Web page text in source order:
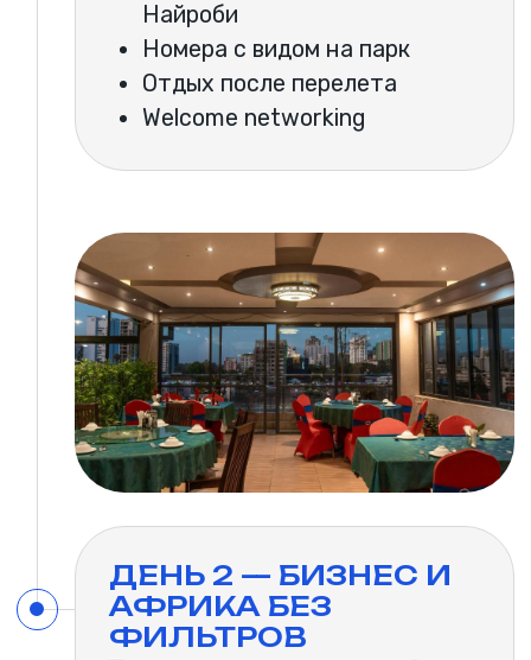
иностранных инвесторов.
ДЕНЬ 5 — МАСАИ-
МАРА
После интенсивной бизнес-
программы начинается
совершенно другая глава
путешествия.
В программе:
сафари lodge,
наблюдение за бегемотами,
закат в саванне,
вечер у костра,